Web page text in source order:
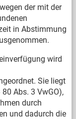
der mit der
in Abstimmung
wird
Sie liegt
Abs. 3 VwGO),
durch
und dadurch die